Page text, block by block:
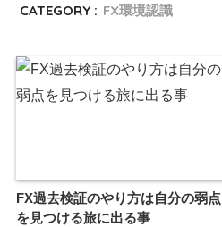
CATEGORY : FX環境認識
FX過去検証のやり方は自分の弱点
を見つける旅に出る事